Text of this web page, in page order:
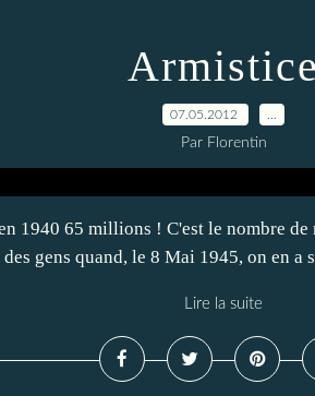
Armistice
07.05.2012
Par Florentin
1940 65 millions ! C'est le nombre
gens quand, le 8 Mai 1945, on en a
Lire la suite